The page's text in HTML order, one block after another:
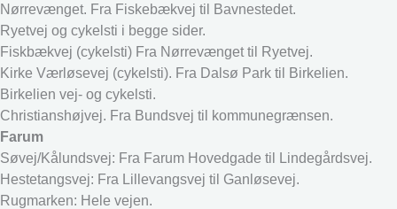
Nørrevænget. Fra Fiskebækvej til Bavnestedet.
Ryetvej og cykelsti i begge sider.
Fiskbækvej (cykelsti) Fra Nørrevænget til Ryetvej.
Kirke Værløsevej (cykelsti). Fra Dalsø Park til Birkelien.
Birkelien vej- og cykelsti.
Christianshøjvej. Fra Bundsvej til kommunegrænsen.
Farum
Søvej/Kålundsvej: Fra Farum Hovedgade til Lindegårdsvej.
Hestetangsvej: Fra Lillevangsvej til Ganløsevej.
Rugmarken: Hele vejen.